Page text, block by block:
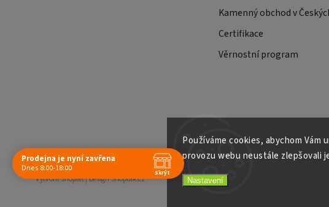
Používáme cookies, abychom Vám
provozu webu neustále zlepšovali
Nastavení
Kamenný obchod v
Certifikace
Věrnostní program
Copyright 2026 . Všechna práva vyhrazena.
VytvořilShoptet| DesignShoptak.cz
Prodejna je nyní zavřena
Dnes 8:00-18:00 Skrýt